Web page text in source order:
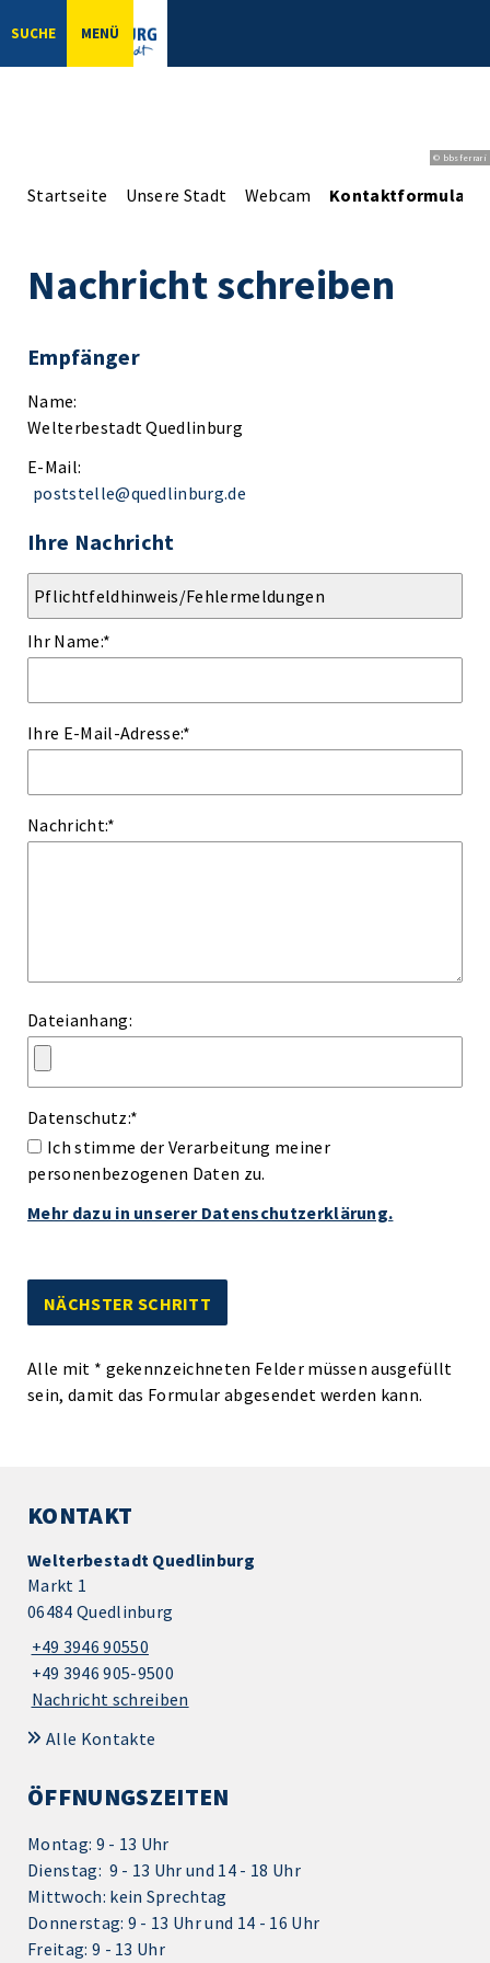
SUCHE MENÜ
© bbsferrari
Startseite Unsere Stadt Webcam Kontaktformular
Nachricht schreiben
Empfänger
Name:
Welterbestadt Quedlinburg
E-Mail:
poststelle@quedlinburg.de
Ihre Nachricht
Ihr Name:*
Ihre E-Mail-Adresse:*
Nachricht:*
Dateianhang:
Datenschutz:*
Ich stimme der Verarbeitung meiner
personenbezogenen Daten zu.
Mehr dazu in unserer Datenschutzerklärung.
Alle mit * gekennzeichneten Felder müssen ausgefüllt
sein, damit das Formular abgesendet werden kann.
KONTAKT
Welterbestadt Quedlinburg
Markt 1
06484 Quedlinburg
+49 3946 90550
+49 3946 905-9500
Nachricht schreiben
Alle Kontakte
ÖFFNUNGSZEITEN
Montag: 9 - 13 Uhr
Dienstag: 9 - 13 Uhr und 14 - 18 Uhr
Mittwoch: kein Sprechtag
Donnerstag: 9 - 13 Uhr und 14 - 16 Uhr
Freitag: 9 - 13 Uhr